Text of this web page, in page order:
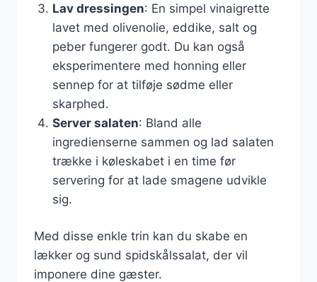
Lav dressingen: En simpel vinaigrette
lavet med olivenolie, eddike, salt og
peber fungerer godt. Du kan også
eksperimentere med honning eller
sennep for at tilføje sødme eller
skarphed.
Server salaten: Bland alle
ingredienserne sammen og lad salaten
trække i køleskabet i en time før
servering for at lade smagene udvikle
sig.
Med disse enkle trin kan du skabe en
lækker og sund spidskålssalat, der vil
imponere dine gæster.